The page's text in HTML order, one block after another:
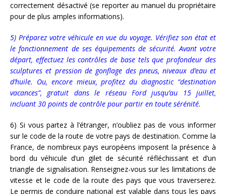
correctement désactivé (se reporter au manuel du propriétaire
pour de plus amples informations).
5) Préparez votre véhicule en vue du voyage. Vérifiez son état et
le fonctionnement de ses équipements de sécurité. Avant votre
départ, effectuez les contrôles de base tels que profondeur des
sculptures et pression de gonflage des pneus, niveaux d’eau et
d’huile. Ou, encore mieux, profitez du diagnostic “destination
vacances”, gratuit dans le réseau Ford jusqu’au 15 juillet,
incluant 30 points de contrôle pour partir en toute sérénité.
6) Si vous partez à l’étranger, n’oubliez pas de vous informer
sur le code de la route de votre pays de destination. Comme la
France, de nombreux pays européens imposent la présence à
bord du véhicule d’un gilet de sécurité réfléchissant et d’un
triangle de signalisation. Renseignez-vous sur les limitations de
vitesse et le code de la route des pays que vous traverserez.
Le permis de conduire national est valable dans tous les pays